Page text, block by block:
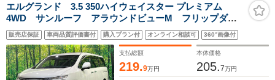
エルグランド 3.5 350ハイウェイスター プレミアム
4WD サンルーフ アラウンドビューM フリップダウ
ンモニター メーカーナビ 両側パワースライドドア
パワーバックドア 衝突軽減装置 レーダークルーズ
パワーシート シートヒーター ETC
販売店保証 車両品質評価書付 購入プラン付 オンライン相談可 360°画像付
支払総額
219.9万円
本体価格
205.7万円